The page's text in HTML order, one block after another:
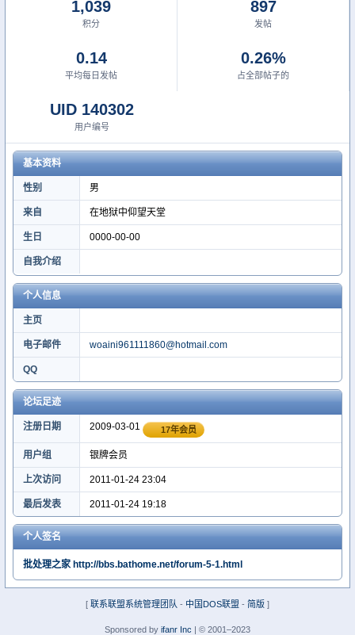
1,039
积分
897
发帖
0.14
平均每日发帖
0.26%
占全部帖子的
UID 140302
用户编号
基本资料
性别 男
来自 在地狱中仰望天堂
生日 0000-00-00
自我介绍
个人信息
主页
电子邮件 woaini961111860@hotmail.com
QQ
论坛足迹
注册日期 2009-03-01 17年会员
用户组 银牌会员
上次访问 2011-01-24 23:04
最后发表 2011-01-24 19:18
个人签名
批处理之家 http://bbs.bathome.net/forum-5-1.html
[ 联系联盟系统管理团队 - 中国DOS联盟 - 简版 ]
Sponsored by ifanr Inc | © 2001–2023